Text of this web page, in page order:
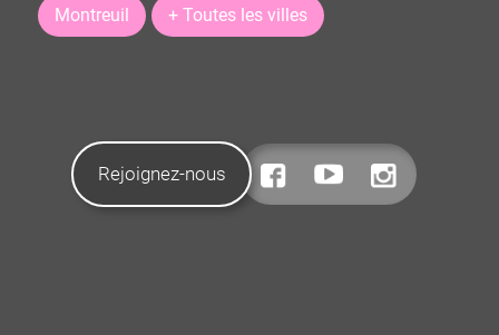
Montreuil + Toutes les villes
Rejoignez-nous